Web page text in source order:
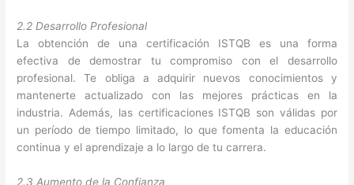
2.2 Desarrollo Profesional
La obtención de una certificación ISTQB es una forma
efectiva de demostrar tu compromiso con el desarrollo
profesional. Te obliga a adquirir nuevos conocimientos y
mantenerte actualizado con las mejores prácticas en la
industria. Además, las certificaciones ISTQB son válidas por
un período de tiempo limitado, lo que fomenta la educación
continua y el aprendizaje a lo largo de tu carrera.
2.3 Aumento de la Confianza